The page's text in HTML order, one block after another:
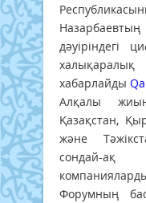
дәуіріндегі
хабарлайды
Алқалы
Қазақстан,
және
сондай-
Форумның